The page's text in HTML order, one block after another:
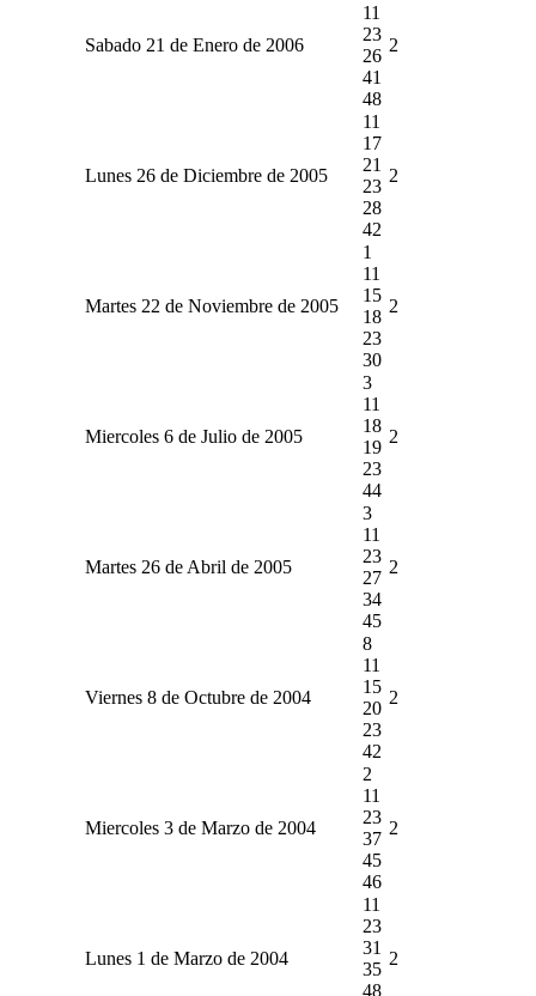
Sabado 21 de Enero de 2006
11
23
26
41
48
2
Lunes 26 de Diciembre de 2005
11
17
21
23
28
42
2
Martes 22 de Noviembre de 2005
1
11
15
18
23
30
2
Miercoles 6 de Julio de 2005
3
11
18
19
23
44
2
Martes 26 de Abril de 2005
3
11
23
27
34
45
2
Viernes 8 de Octubre de 2004
8
11
15
20
23
42
2
Miercoles 3 de Marzo de 2004
2
11
23
37
45
46
2
Lunes 1 de Marzo de 2004
11
23
31
35
48
2